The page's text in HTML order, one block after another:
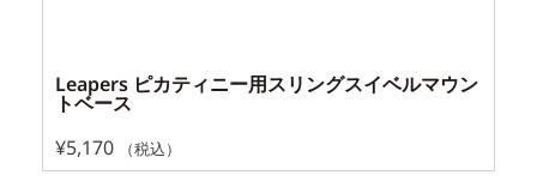
Leapers ピカティニー用スリングスイベルマウン
トベース
¥5,170 （税込）